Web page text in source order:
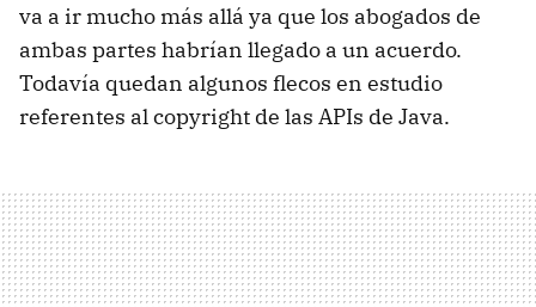
va a ir mucho más allá ya que los abogados de
ambas partes habrían llegado a un acuerdo.
Todavía quedan algunos flecos en estudio
referentes al copyright de las APIs de Java.